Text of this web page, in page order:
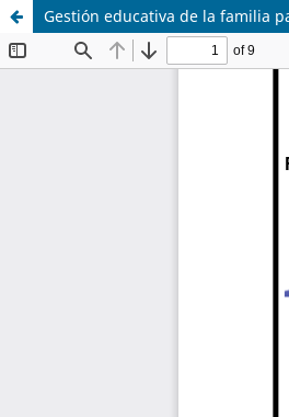
Gestión educativa de la familia